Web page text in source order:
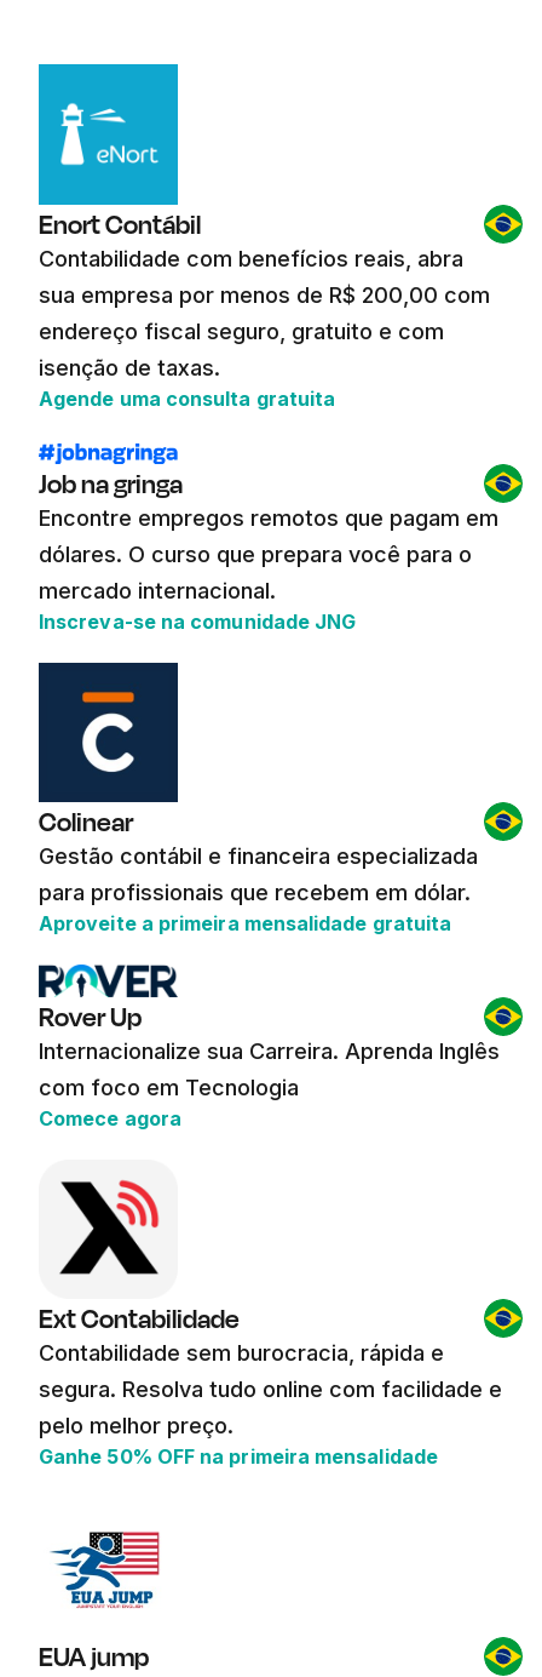
Enort Contábil
Contabilidade com benefícios reais, abra
sua empresa por menos de R$ 200,00 com
endereço fiscal seguro, gratuito e com
isenção de taxas.
Agende uma consulta gratuita
Job na gringa
Encontre empregos remotos que pagam em
dólares. O curso que prepara você para o
mercado internacional.
Inscreva-se na comunidade JNG
Colinear
Gestão contábil e financeira especializada
para profissionais que recebem em dólar.
Aproveite a primeira mensalidade gratuita
Rover Up
Internacionalize sua Carreira. Aprenda Inglês
com foco em Tecnologia
Comece agora
Ext Contabilidade
Contabilidade sem burocracia, rápida e
segura. Resolva tudo online com facilidade e
pelo melhor preço.
Ganhe 50% OFF na primeira mensalidade
EUA jump